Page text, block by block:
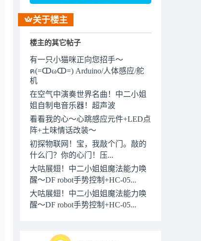
关于楼主
楼主的其它帖子
有一只小猫咪正向您招手～
ฅ(=ↀωↀ=) Arduino/人体感应/舵
机
在空气中演奏世界名曲！中二小姐
姐自制电音乐器！超声波
看看我的心～心跳感应元件+LED点
阵+土味情话改装～
初探物联网！宝，我敲个门。敲的
什么门？你的心门！压...
大咕展翅！中二小姐姐魔法能力唤
醒～DF robot手势控制+HC-05...
大咕展翅！中二小姐姐魔法能力唤
醒～DF robot手势控制+HC-05...